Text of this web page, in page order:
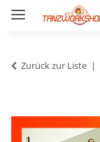
Zurück zur Liste